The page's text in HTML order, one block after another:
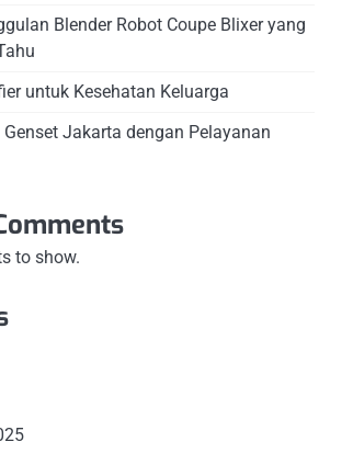
Blender Robot Coupe Blixer yang
untuk Kesehatan Keluarga
Jakarta dengan Pelayanan
to show.